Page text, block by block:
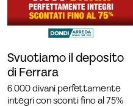
Svuotiamo il deposito
di Ferrara
6.000 divani perfettamente
integri con sconti fino al 75%